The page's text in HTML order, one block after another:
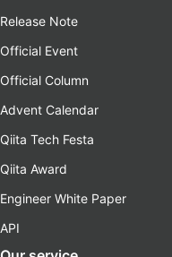
Release Note
Official Event
Official Column
Advent Calendar
Qiita Tech Festa
Qiita Award
Engineer White Paper
API